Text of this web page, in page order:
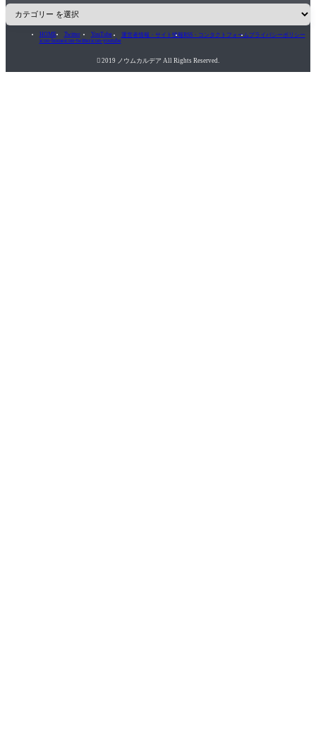
HOME
icon-home
Twitter
icon-twitter
YouTube
icon-youtube
運営者情報・サイト情報RSS・コンタクトフォームプライバシーポリシー
 2019 ノウムカルデア All Rights Reserved.